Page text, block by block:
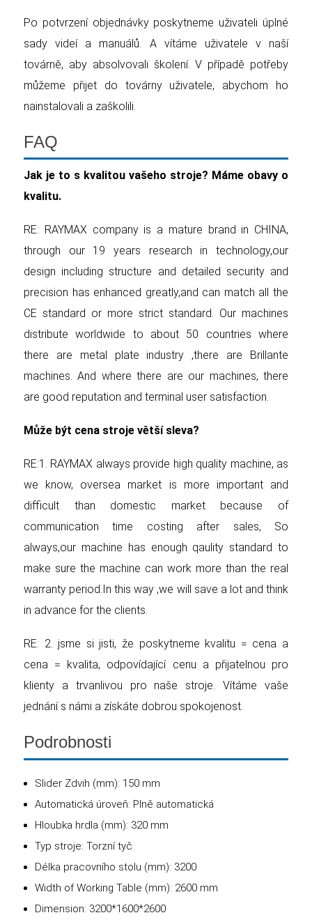
Po potvrzení objednávky poskytneme uživateli úplné
sady videí a manuálů. A vítáme uživatele v naší
továrně, aby absolvovali školení. V případě potřeby
můžeme přijet do továrny uživatele, abychom ho
nainstalovali a zaškolili.
FAQ
Jak je to s kvalitou vašeho stroje? Máme obavy o
kvalitu.
RE: RAYMAX company is a mature brand in CHINA,
through our 19 years research in technology,our
design including structure and detailed security and
precision has enhanced greatly,and can match all the
CE standard or more strict standard. Our machines
distribute worldwide to about 50 countries where
there are metal plate industry ,there are Brillante
machines. And where there are our machines, there
are good reputation and terminal user satisfaction.
Může být cena stroje větší sleva?
RE:1. RAYMAX always provide high quality machine, as
we know, oversea market is more important and
difficult than domestic market because of
communication time costing after sales, So
always,our machine has enough qaulity standard to
make sure the machine can work more than the real
warranty period.In this way ,we will save a lot and think
in advance for the clients.
RE: 2. jsme si jisti, že poskytneme kvalitu = cena a
cena = kvalita, odpovídající cenu a přijatelnou pro
klienty a trvanlivou pro naše stroje. Vítáme vaše
jednání s námi a získáte dobrou spokojenost.
Podrobnosti
Slider Zdvih (mm): 150 mm
Automatická úroveň: Plně automatická
Hloubka hrdla (mm): 320 mm
Typ stroje: Torzní tyč
Délka pracovního stolu (mm): 3200
Width of Working Table (mm): 2600 mm
Dimension: 3200*1600*2600